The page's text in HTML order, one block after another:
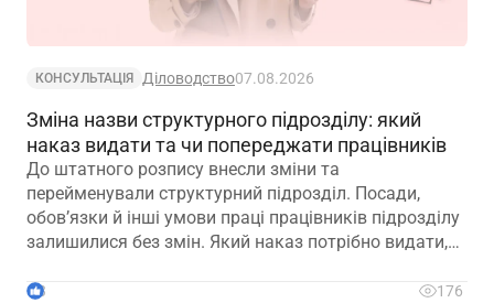
КОНСУЛЬТАЦІЯ Діловодство07.08.2026
Зміна назви структурного підрозділу: який
наказ видати та чи попереджати працівників
До штатного розпису внесли зміни та
перейменували структурний підрозділ. Посади,
обов’язки й інші умови праці працівників підрозділу
залишилися без змін. Який наказ потрібно видати,
підрозділі з новою назвою: про переведення чи
3
176